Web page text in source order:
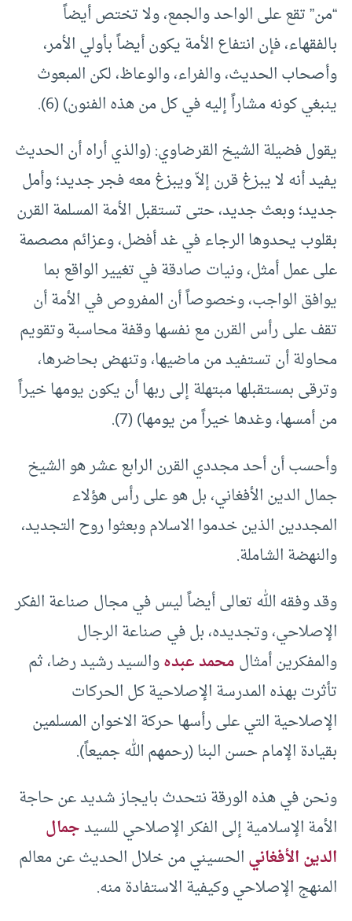
“من” تقع على الواحد والجمع، ولا تختص أيضاً
بالفقهاء، فإن انتفاع الأمة يكون أيضاً بأولي الأمر،
وأصحاب الحديث، والفراء، والوعاظ، لكن المبعوث
ينبغي كونه مشاراً إليه في كل من هذه الفنون) (6).
يقول فضيلة الشيخ القرضاوي: (والذي أراه أن الحديث
يفيد أنه لا يبزغ قرن إلاّ ويبزغ معه فجر جديد؛ وأمل
جديد؛ وبعث جديد، حتى تستقبل الأمة المسلمة القرن
بقلوب يحدوها الرجاء في غد أفضل، وعزائم مصصمة
على عمل أمثل، ونيات صادقة في تغيير الواقع بما
يوافق الواجب، وخصوصاً أن المفروص في الأمة أن
تقف على رأس القرن مع نفسها وقفة محاسبة وتقويم
محاولة أن تستفيد من ماضيها، وتنهض بحاضرها،
وترقى بمستقبلها مبتهلة إلى ربها أن يكون يومها خيراً
من أمسها، وغدها خيراً من يومها) (7).
وأحسب أن أحد مجددي القرن الرابع عشر هو الشيخ
جمال الدين الأفغاني، بل هو على رأس هؤلاء
المجددين الذين خدموا الاسلام وبعثوا روح التجديد،
والنهضة الشاملة.
وقد وفقه الله تعالى أيضاً ليس في مجال صناعة الفكر
الإصلاحي، وتجديده، بل في صناعة الرجال
والمفكرين أمثالمحمد عبدهوالسيد رشيد رضا، ثم
تأثرت بهذه المدرسة الإصلاحية كل الحركات
الإصلاحية التي على رأسها حركة الاخوان المسلمين
بقيادة الإمام حسن البنا (رحمهم الله جميعاً).
ونحن في هذه الورقة نتحدث بايجاز شديد عن حاجة
الأمة الإسلامية إلى الفكر الإصلاحي للسيدجمال
الدين الأفغانيالحسيني من خلال الحديث عن معالم
المنهج الإصلاحي وكيفية الاستفادة منه.